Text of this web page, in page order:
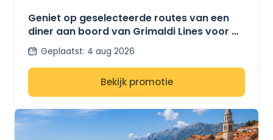
Geniet op geselecteerde routes van een
diner aan boord van Grimaldi Lines voor €
14,90.Geplaatst: 4 aug 2026
Bekijk promotie